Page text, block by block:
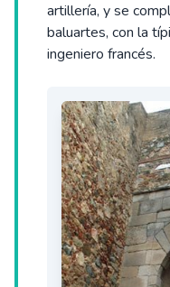
artillería, y se
baluartes, con la
ingeniero francés.